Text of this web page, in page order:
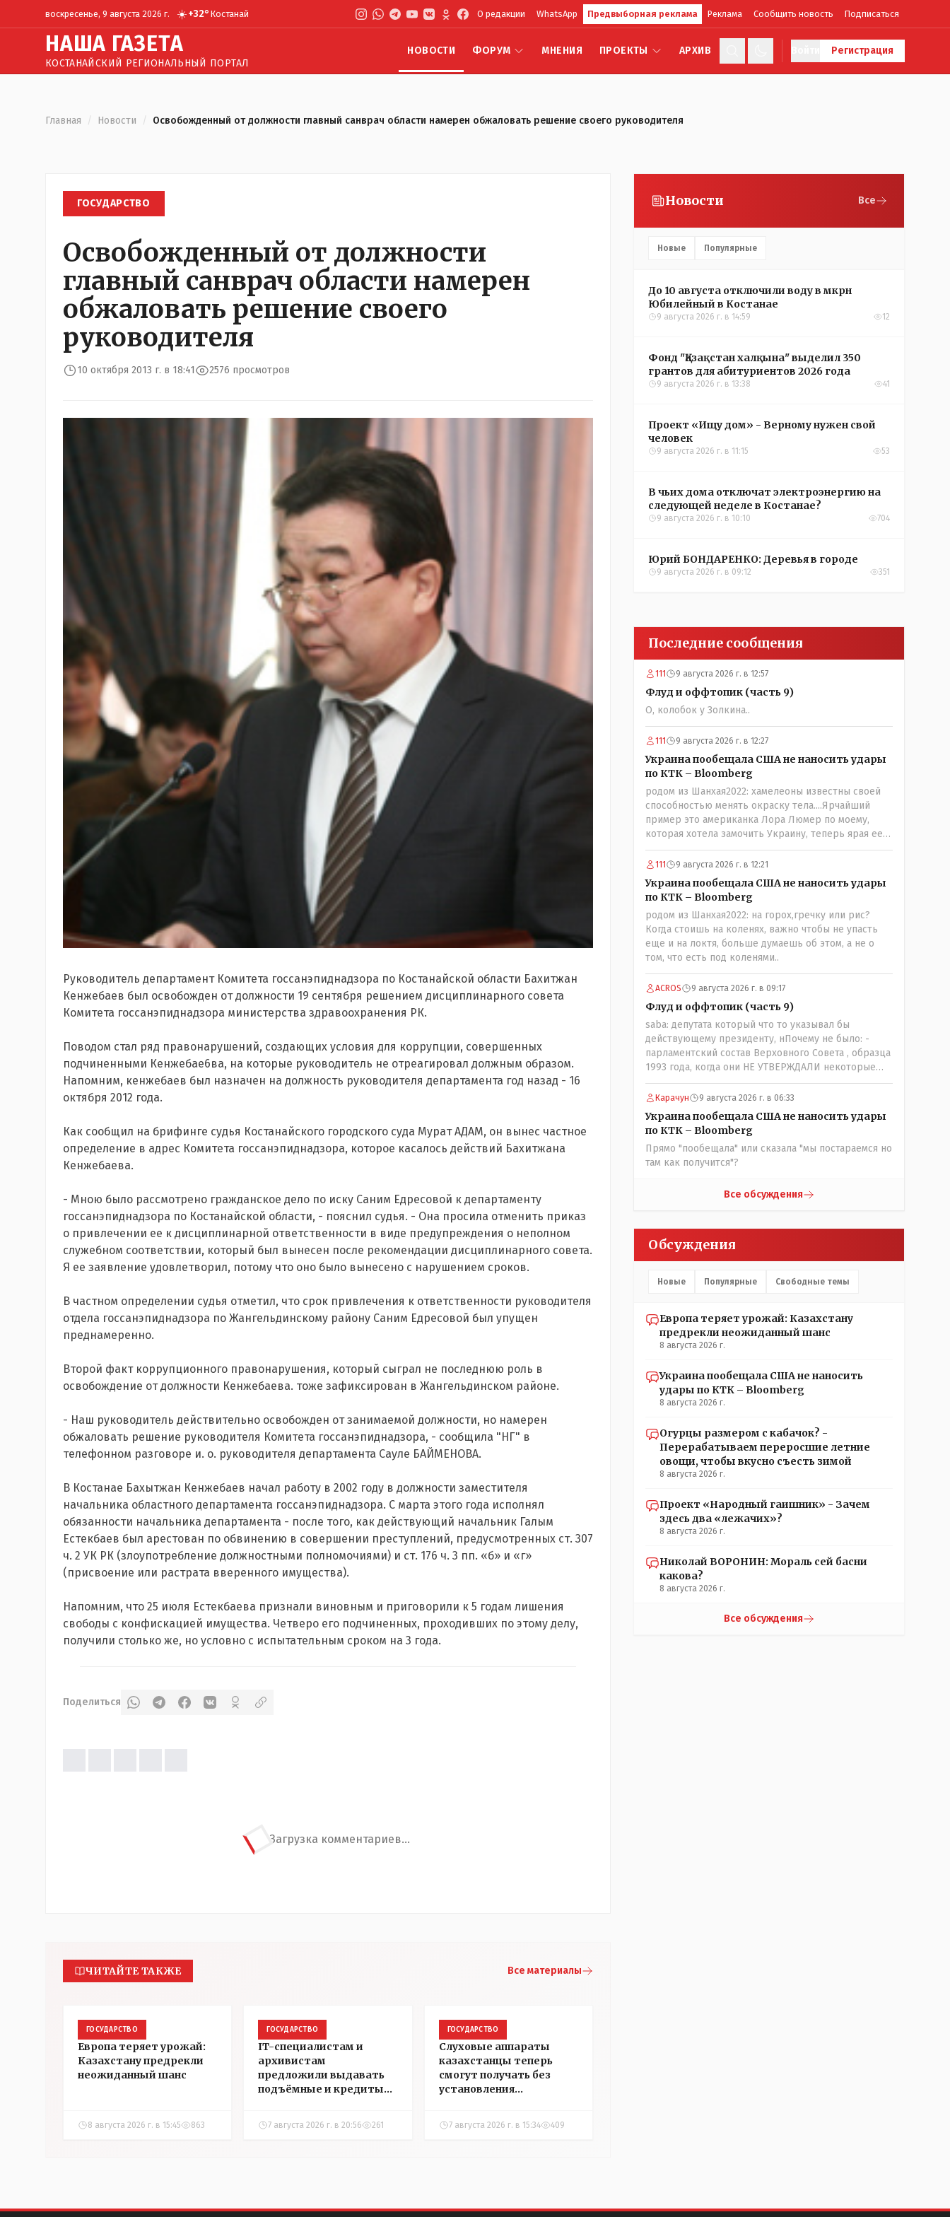
воскресенье, 9 августа 2026 г. ☀️+32° Костанай О редакции WhatsApp Предвыборная реклама Реклама Сообщить новость Подписаться
НАША ГАЗЕТА
КОСТАНАЙСКИЙ РЕГИОНАЛЬНЫЙ ПОРТАЛ
НОВОСТИ ФОРУМ МНЕНИЯ ПРОЕКТЫ АРХИВ Регистрация
Главная / Новости / Освобожденный от должности главный санврач области намерен обжаловать решение своего руководителя
ГОСУДАРСТВО
Освобожденный от должности
главный санврач области намерен
обжаловать решение своего
руководителя
10 октября 2013 г. в 18:41 2576 просмотров
Руководитель департамент Комитета госсанэпиднадзора по Костанайской области Бахитжан
Кенжебаев был освобожден от должности 19 сентября решением дисциплинарного совета
Комитета госсанэпиднадзора министерства здравоохранения РК.
Поводом стал ряд правонарушений, создающих условия для коррупции, совершенных
подчиненными Кенжебае6ва, на которые руководитель не отреагировал должным образом.
Напомним, кенжебаев был назначен на должность руководителя департамента год назад - 16
октября 2012 года.
Как сообщил на брифинге судья Костанайского городского суда Мурат АДАМ, он вынес частное
определение в адрес Комитета госсанэпиднадзора, которое касалось действий Бахитжана
Кенжебаева.
- Мною было рассмотрено гражданское дело по иску Саним Едресовой к департаменту
госсанэпиднадзора по Костанайской области, - пояснил судья. - Она просила отменить приказ
о привлечении ее к дисциплинарной ответственности в виде предупреждения о неполном
служебном соответствии, который был вынесен после рекомендации дисциплинарного совета.
Я ее заявление удовлетворил, потому что оно было вынесено с нарушением сроков.
В частном определении судья отметил, что срок привлечения к ответственности руководителя
отдела госсанэпиднадзора по Жангельдинскому району Саним Едресовой был упущен
преднамеренно.
Второй факт коррупционного правонарушения, который сыграл не последнюю роль в
освобождение от должности Кенжебаева. тоже зафиксирован в Жангельдинском районе.
- Наш руководитель действительно освобожден от занимаемой должности, но намерен
обжаловать решение руководителя Комитета госсанэпиднадзора, - сообщила "НГ" в
телефонном разговоре и. о. руководителя департамента Сауле БАЙМЕНОВА.
В Костанае Бахытжан Кенжебаев начал работу в 2002 году в должности заместителя
начальника областного департамента госсанэпиднадзора. С марта этого года исполнял
обязанности начальника департамента - после того, как действующий начальник Галым
Естекбаев был арестован по обвинению в совершении преступлений, предусмотренных ст. 307
ч. 2 УК РК (злоупотребление должностными полномочиями) и ст. 176 ч. 3 пп. «б» и «г»
(присвоение или растрата вверенного имущества).
Напомним, что 25 июля Естекбаева признали виновным и приговорили к 5 годам лишения
свободы с конфискацией имущества. Четверо его подчиненных, проходивших по этому делу,
получили столько же, но условно с испытательным сроком на 3 года.
Поделиться
Загрузка комментариев...
ЧИТАЙТЕ ТАКЖЕ Все материалы
ГОСУДАРСТВО
Европа теряет урожай:
Казахстану предрекли
неожиданный шанс
8 августа 2026 г. в 15:45 863
ГОСУДАРСТВО
IT-специалистам и
архивистам
предложили выдавать
подъёмные и кредиты
7 августа 2026 г. в 20:56 261
ГОСУДАРСТВО
Слуховые аппараты
казахстанцы теперь
смогут получать без
установления
7 августа 2026 г. в 15:34 409
Новости Все
Новые Популярные
До 10 августа отключили воду в мкрн
Юбилейный в Костанае
9 августа 2026 г. в 14:59 12
Фонд "Қазақстан халқына" выделил 350
грантов для абитуриентов 2026 года
9 августа 2026 г. в 13:38 41
Проект «Ищу дом» - Верному нужен свой
человек
9 августа 2026 г. в 11:15 53
В чьих дома отключат электроэнергию на
следующей неделе в Костанае?
9 августа 2026 г. в 10:10 704
Юрий БОНДАРЕНКО: Деревья в городе
9 августа 2026 г. в 09:12 351
Последние сообщения
111 9 августа 2026 г. в 12:57
Флуд и оффтопик (часть 9)
О, колобок у Золкина..
111 9 августа 2026 г. в 12:27
Украина пообещала США не наносить удары
по КТК – Bloomberg
родом из Шанхая2022: хамелеоны известны своей
способностью менять окраску тела....Ярчайший
пример это американка Лора Люмер по моему,
которая хотела замочить Украину, теперь ярая ее
сторонница, близкая к Трампу. Ну и западные
страны тем более, которые предоставляли
Зеленскому убежище, чтоб он бежал и которые
развернулись потом на 180 или 360 градусов,
посмотрев на того, как он не сдался, но ты же там
сам живешь и многое знаешь о тех, на кого
работаешь.. Это просто прагматизм и ничего
личного. Победим мы, они встанут под нас и
наоборот и все это понимают..
111 9 августа 2026 г. в 12:21
Украина пообещала США не наносить удары
по КТК – Bloomberg
родом из Шанхая2022: на горох,гречку или рис?
Когда стоишь на коленях, важно чтобы не упасть
еще и на локтя, больше думаешь об этом, а не о
том, что есть под коленями..
ACROS 9 августа 2026 г. в 09:17
Флуд и оффтопик (часть 9)
saba: депутата который что то указывал бы
действующему президенту, нПочему не было: -
парламентский состав Верховного Совета , образца
1993 года, когда они НЕ УТВЕРЖДАЛИ некоторые
Указы Назарбаева, особенно в части выборов и
перевыборов и некоторых вопросах внутренней
политики, и тогда Назарбай волевым Указом
РАСПУСТИЛ этот бунтарский состав. Имя -
Серикболсын Абдильдин вам знакомо - юывший
секретарь ЦК КП Казахстана , впоследствии -
депутат Верховного Совета и Мажлиса и
после и причём НЕОДНОКРАТНО, указывал и
Президента.
Карачун 9 августа 2026 г. в 06:33
Украина пообещала США не наносить удары
по КТК – Bloomberg
Прямо "пообещала" или сказала "мы постараемся но
там как получится"?
Все обсуждения
Обсуждения
Новые Популярные Свободные темы
Европа теряет урожай: Казахстану
предрекли неожиданный шанс
8 августа 2026 г.
Украина пообещала США не наносить
удары по КТК – Bloomberg
8 августа 2026 г.
Огурцы размером с кабачок? -
Перерабатываем переросшие летние
овощи, чтобы вкусно съесть зимой
8 августа 2026 г.
Проект «Народный гаишник» - Зачем
здесь два «лежачих»?
8 августа 2026 г.
Николай ВОРОНИН: Мораль сей басни
какова?
8 августа 2026 г.
Все обсуждения